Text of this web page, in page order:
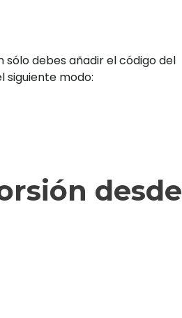
sólo debes añadir el código del
siguiente modo:
desde